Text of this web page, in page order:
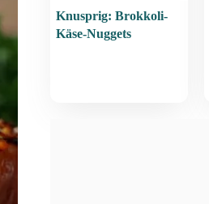
Knusprig: Brokkoli-
Käse-Nuggets